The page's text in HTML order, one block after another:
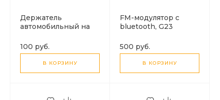
Держатель
автомобильный на
100 руб.
В КОРЗИНУ
FM-модулятор c
bluetooth, G23
500 руб.
В КОРЗИНУ